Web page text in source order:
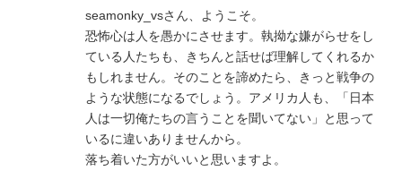
seamonky_vsさん、ようこそ。
恐怖心は人を愚かにさせます。執拗な嫌がらせをし
ている人たちも、きちんと話せば理解してくれるか
もしれません。そのことを諦めたら、きっと戦争の
ような状態になるでしょう。アメリカ人も、「日本
人は一切俺たちの言うことを聞いてない」と思って
いるに違いありませんから。
落ち着いた方がいいと思いますよ。